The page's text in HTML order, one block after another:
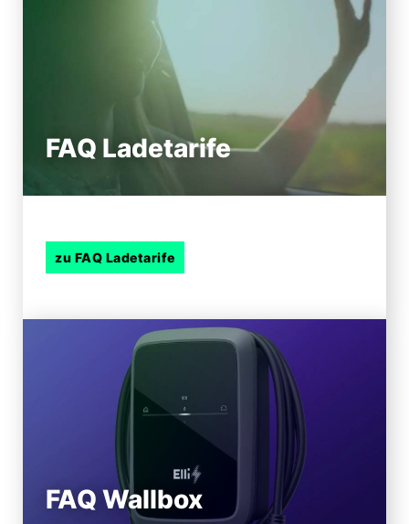
FAQ Ladetarife
zu FAQ Ladetarife
FAQ Wallbox